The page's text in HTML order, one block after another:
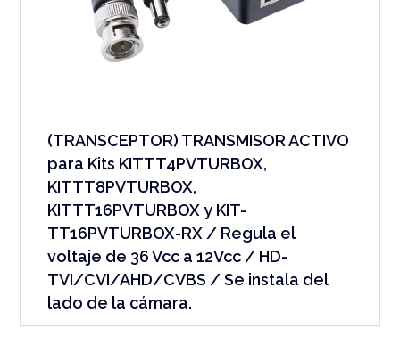
(TRANSCEPTOR) TRANSMISOR ACTIVO
para Kits KITTT4PVTURBOX,
KITTT8PVTURBOX,
KITTT16PVTURBOX y KIT-
TT16PVTURBOX-RX / Regula el
voltaje de 36 Vcc a 12Vcc / HD-
TVI/CVI/AHD/CVBS / Se instala del
lado de la cámara.